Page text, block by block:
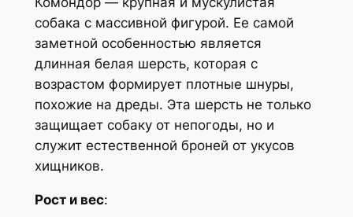
собака с массивной фигурой. Ее самой
заметной особенностью является
длинная белая шерсть, которая с
возрастом формирует плотные шнуры,
похожие на дреды. Эта шерсть не только
защищает собаку от непогоды, но и
служит естественной броней от укусов
хищников.
Рост и вес: